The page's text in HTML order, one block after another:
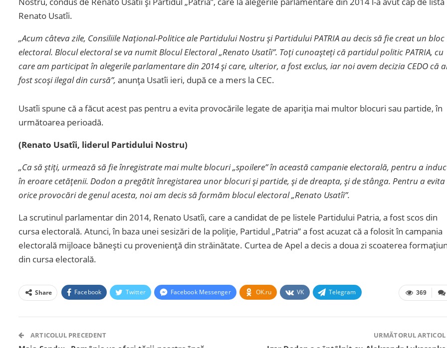
Renato Usatîi.
„Acum câteva zile, Consiliile Național-Politice ale Partidului Nostru și Partidului PATRIA au decis să fie creat un bloc
electoral. Blocul electoral se va numit Blocul Electoral „Renato Usatîi”. Toți cunoașteți că partidul politic PATRIA, cu
care am participat în alegerile parlamentare din 2014 și care, ulterior, a fost exclus, iar noi avem decizia CEDO că
fost scoși ilegal din cursă”, anunța Usatîi ieri, după ce a mers la CEC.
Usatîi spune că a făcut acest pas pentru a evita provocările legate de apariția mai multor blocuri sau partide, în
următoarea perioadă.
(Renato Usatîi, liderul Partidului Nostru)
„Ca să știți, urmează să fie înregistrate mai multe blocuri „spoilere” în această campanie electorală, pentru a
în eroare cetățenii. Dodon a pregătit înregistarea unor blocuri și partide, și de dreapta, și de stânga. Pentru a evita
orice provocări de genul acesta, noi am decis să formăm blocul electoral „Renato Usatîi”.
La scrutinul parlamentar din 2014, Renato Usatîi, care a candidat de pe listele Partidului Patria, a fost scos din
cursa electorală. Atunci, în baza unei sesizări de la poliție, Partidul „Patria” a fost acuzat că a folosit în campania
electorală mijloace bănești cu proveniență din străinătate. Curtea de Apel a decis a doua zi scoaterea
din cursa electorală.
369
Share Facebook Twitter Facebook Messenger OK.ru VK Telegram
ARTICOLUL PRECEDENT URMĂTORUL ARTICOL